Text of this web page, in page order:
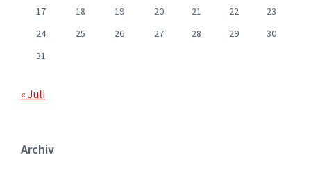
17
18 19 20 21 22
23
24
25 26 27 28 29
30
31
« Juli
Archiv